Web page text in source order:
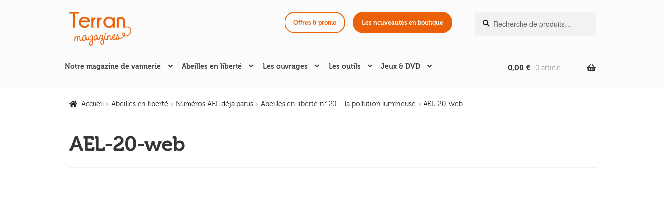
Aller
à
la
Aller
au
contenu
Offres & promo Les nouveautés en boutique
pour :
Recherche
Notre magazine de vannerie Abeilles en liberté Les ouvrages Les outils Jeux & DVD 0,00 € 0 article
Accueil Abeilles en liberté Numéros AEL déjà parus Abeilles en liberté n° 20 – la pollution lumineuse AEL-20-web
AEL-20-web